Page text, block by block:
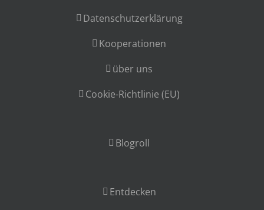
Datenschutzerklärung
Kooperationen
über uns
Cookie-Richtlinie (EU)
Blogroll
Entdecken